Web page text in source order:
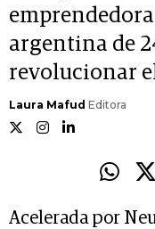
argentina de
revolucionar
Laura Mafud Editora
Acelerada por